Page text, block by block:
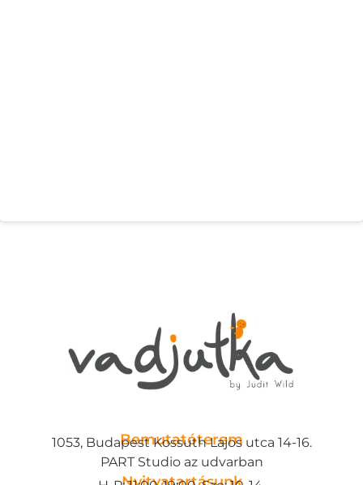
Bemutatóterem
1053, Budapest Kossuth Lajos utca 14-16.
PART Studio az udvarban